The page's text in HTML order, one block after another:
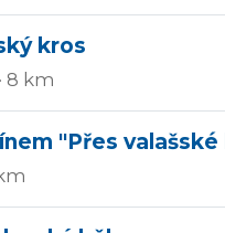
kros
· 8 km
"Přes